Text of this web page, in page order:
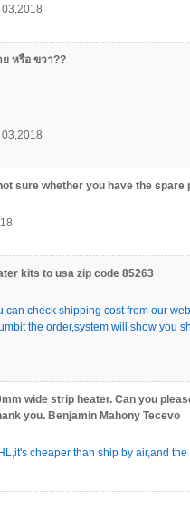
หรือ ขวา??
sure whether you have the
kits to usa zip code 85263
can check shipping cost from our
the order,system will show you
wide strip heater. Can you
you. Benjamin Mahony Tecevo
cheaper than ship by air,and